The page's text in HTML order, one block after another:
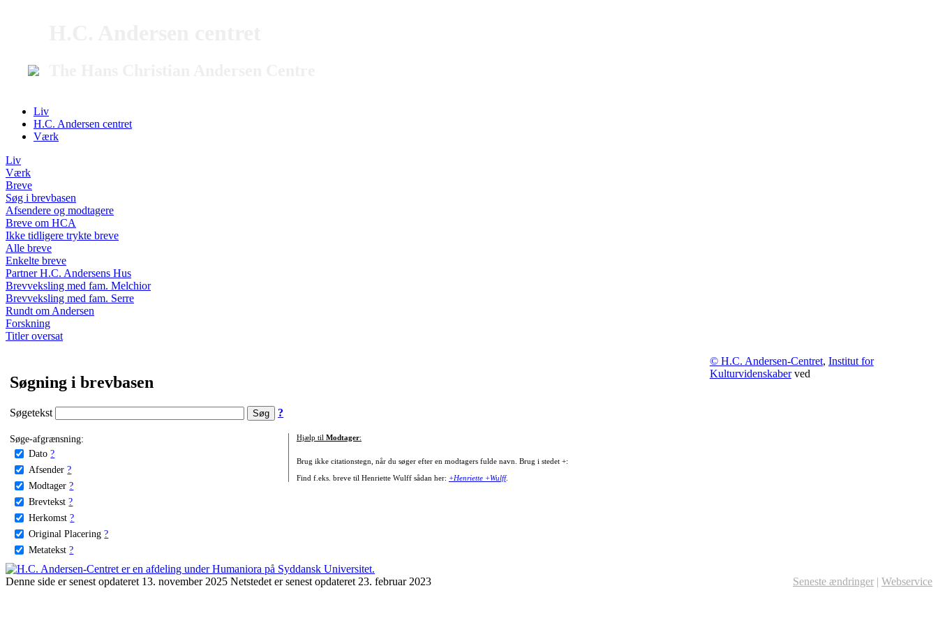
Liv
H.C. Andersen centret
Værk
Liv
Værk
Breve
Søg i brevbasen
Afsendere og modtagere
Breve om HCA
Ikke tidligere trykte breve
Alle breve
Enkelte breve
Partner H.C. Andersens Hus
Brevveksling med fam. Melchior
Brevveksling med fam. Serre
Rundt om Andersen
Forskning
Titler oversat
Søgning i brevbasen
Søgetekst ?
Søge-afgrænsning:
Dato ?
Afsender ?
Modtager ?
Brevtekst ?
Herkomst ?
Original Placering ?
Metatekst ?
Hjælp til Modtager:
Brug ikke citationstegn, når du søger efter en modtagers fulde navn. Brug i stedet +:
Find f.eks. breve til Henriette Wulff sådan her: +Henriette +Wulff.
© H.C. Andersen-Centret, Institut for
Kulturvidenskaberved
Denne side er senest opdateret 13. november 2025 Netstedet er senest opdateret 23. februar 2023 Seneste ændringer | Webservice